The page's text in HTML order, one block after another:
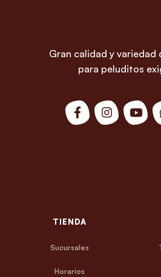
Gran calidad y variedad
para peluditos
TIENDA
Sucursales
Horarios